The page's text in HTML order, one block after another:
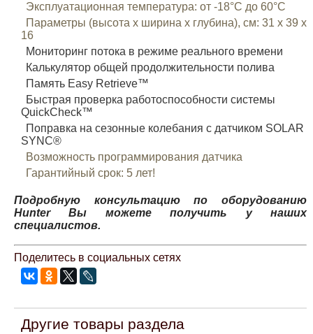
Эксплуатационная температура: от -18°С до 60°С
Параметры (высота х ширина х глубина), см: 31 х 39 х
16
Мониторинг потока в режиме реального времени
Калькулятор общей продолжительности полива
Память Easy Retrieve™
Быстрая проверка работоспособности системы
QuickCheck™
Поправка на сезонные колебания с датчиком SOLAR
SYNC®
Возможность программирования датчика
Гарантийный срок: 5 лет!
Подробную консультацию по оборудованию
Hunter Вы можете получить у наших
специалистов.
Поделитесь в социальных сетях
Другие товары раздела
Volkswagen
УАЗ
Дополнительные товары